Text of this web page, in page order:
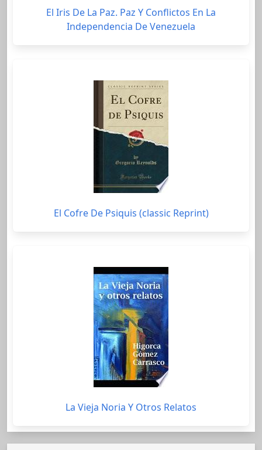
El Iris De La Paz. Paz Y Conflictos En La
Independencia De Venezuela
El Cofre De Psiquis (classic Reprint)
La Vieja Noria Y Otros Relatos